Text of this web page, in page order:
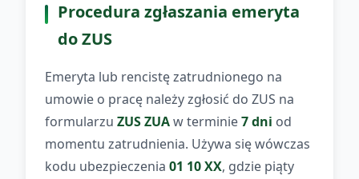
Procedura zgłaszania emeryta
do ZUS
Emeryta lub rencistę zatrudnionego na
umowie o pracę należy zgłosić do ZUS na
formularzu ZUS ZUAw terminie7 dni od
momentu zatrudnienia. Używa się wówczas
kodu ubezpieczenia 01 10 XX, gdzie piąty